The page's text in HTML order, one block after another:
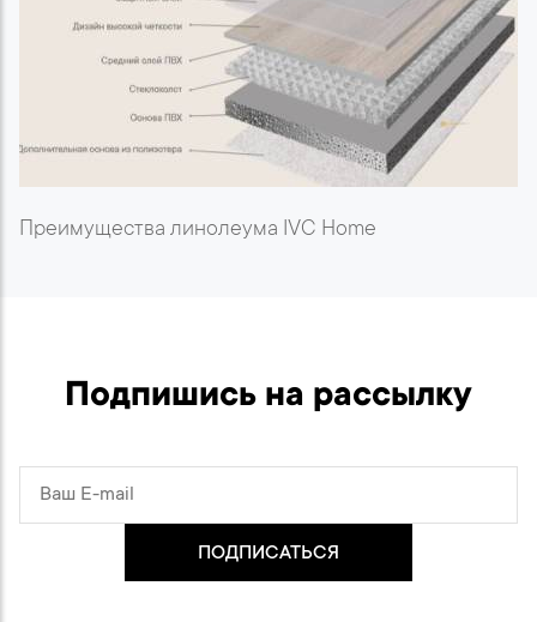
Преимущества линолеума IVC Home
Подпишись на рассылку
ПОДПИСАТЬСЯ